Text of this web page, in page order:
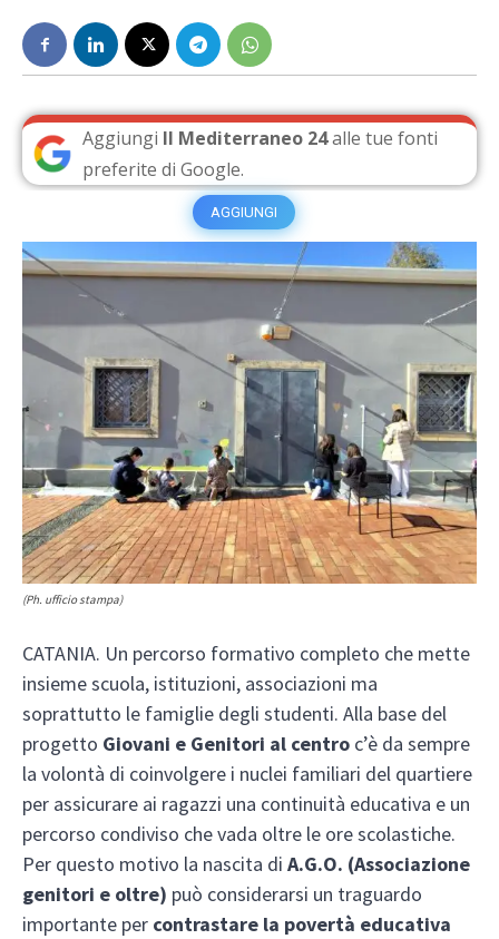
Aggiungi Il Mediterraneo 24alle tue fonti
preferite di Google.
AGGIUNGI
(Ph. ufficio stampa)
CATANIA. Un percorso formativo completo che mette
insieme scuola, istituzioni, associazioni ma
soprattutto le famiglie degli studenti. Alla base del
progetto Giovani e Genitori al centro c’è da sempre
la volontà di coinvolgere i nuclei familiari del quartiere
per assicurare ai ragazzi una continuità educativa e un
percorso condiviso che vada oltre le ore scolastiche.
Per questo motivo la nascita di A.G.O. (Associazione
genitori e oltre) può considerarsi un traguardo
importante per contrastare la povertà educativa